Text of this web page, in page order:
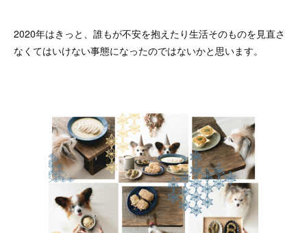
2020年はきっと、誰もが不安を抱えたり生活そのものを見直さ
なくてはいけない事態になったのではないかと思います。